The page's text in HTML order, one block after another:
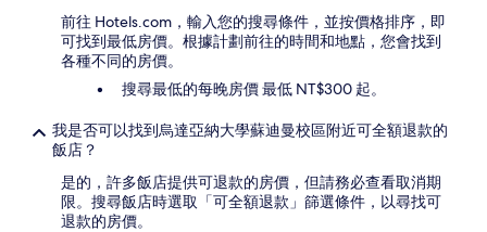
前往 Hotels.com，輸入您的搜尋條件，並按價格排序，即
可找到最低房價。根據計劃前往的時間和地點，您會找到
各種不同的房價。
搜尋最低的每晚房價 最低 NT$300 起。
我是否可以找到烏達亞納大學蘇迪曼校區附近可全額退款的
飯店？
是的，許多飯店提供可退款的房價，但請務必查看取消期
限。搜尋飯店時選取「可全額退款」篩選條件，以尋找可
退款的房價。